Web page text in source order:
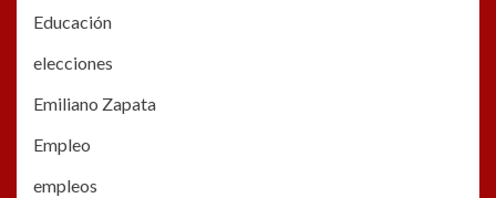
Educación
elecciones
Emiliano Zapata
Empleo
empleos